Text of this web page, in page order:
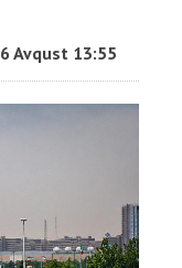
6 Avqust 13:55